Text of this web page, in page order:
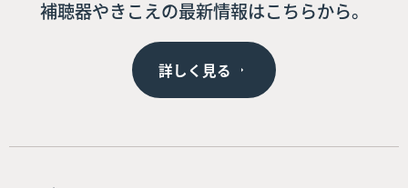
補聴器やきこえの最新情報はこちらから。
詳しく見る